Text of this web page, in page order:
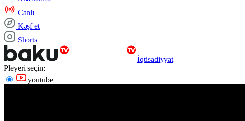
Canlı
Kəşf et
Shorts
İqtisadiyyat
Pleyeri seçin:
youtube